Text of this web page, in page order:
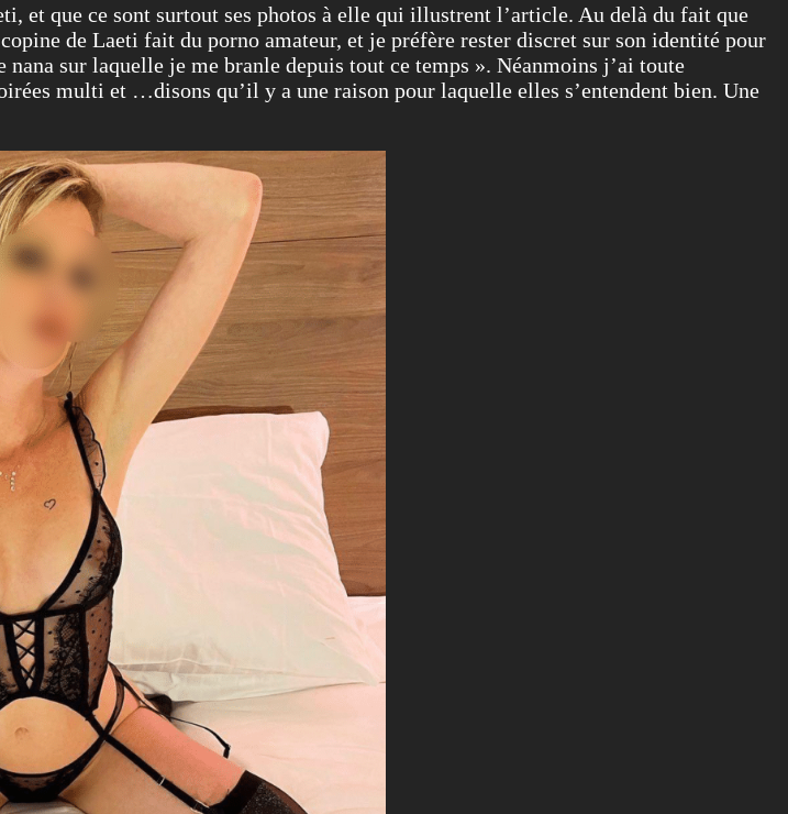
et que ce sont surtout ses photos à elle qui illustrent l’article. Au delà du fait que
de Laeti fait du porno amateur, et je préfère rester discret sur son identité pour
sur laquelle je me branle depuis tout ce temps ». Néanmoins j’ai toute
multi et …disons qu’il y a une raison pour laquelle elles s’entendent bien. Une